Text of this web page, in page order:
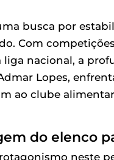
busca por
Com
liga nacional, a
Lopes,
ao clube
do elenco
neste